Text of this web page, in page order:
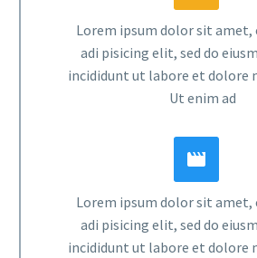
Lorem ipsum dolor sit
adi pisicing elit, sed do
incididunt ut labore et dolore
Ut enim ad


Lorem ipsum dolor sit
adi pisicing elit, sed do
incididunt ut labore et dolore